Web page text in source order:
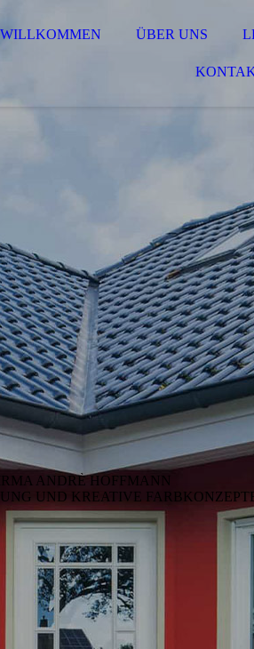
WILLKOMMEN ÜBER UNS
ANDRÈ HOFFMANN
UND KREATIVE